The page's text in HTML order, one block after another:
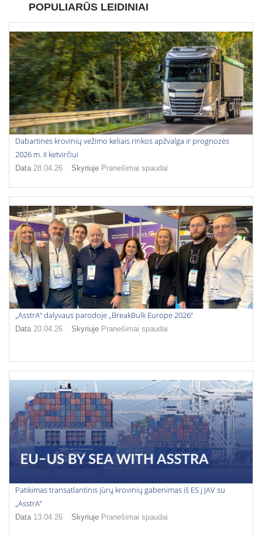
POPULIARŪS LEIDINIAI
Dabartinės krovinių vežimo keliais rinkos apžvalga ir prognozės
2026 m. II ketvirčiui
Data 28.04.26 Skyriuje Pranešimai spaudai
„AsstrA“ dalyvaus parodoje „BreakBulk Europe 2026“
Data 20.04.26 Skyriuje Pranešimai spaudai
Patikimas transatlantinis jūrų krovinių gabenimas iš ES į JAV su
„AsstrA“
Data 13.04.26 Skyriuje Pranešimai spaudai